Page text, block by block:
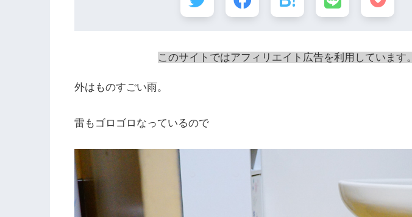
このサイトではアフィリエイト広告を利用しています。
外はものすごい雨。
雷もゴロゴロなっているので